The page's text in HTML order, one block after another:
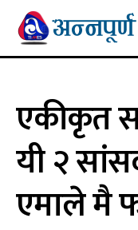
एकीकृत
यी २
एमाले मै